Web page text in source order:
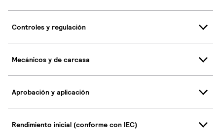
Controles y regulación
Mecánicos y de carcasa
Aprobación y aplicación
Rendimiento inicial (conforme con IEC)